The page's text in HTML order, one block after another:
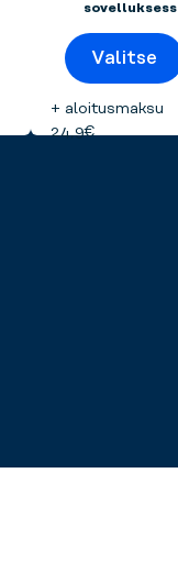
Valitse
+ aloitusmaksu
24,9€